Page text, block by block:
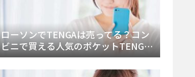
ローソンでTENGAは売ってる？コン
ビニで買える人気のポケットTENGA
とエッグの取り扱い店舗と陳列場所
を徹底解説！